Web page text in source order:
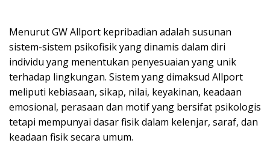
Menurut GW Allport kepribadian adalah susunan
sistem-sistem psikofisik yang dinamis dalam diri
individu yang menentukan penyesuaian yang unik
terhadap lingkungan. Sistem yang dimaksud Allport
meliputi kebiasaan, sikap, nilai, keyakinan, keadaan
emosional, perasaan dan motif yang bersifat psikologis
tetapi mempunyai dasar fisik dalam kelenjar, saraf, dan
keadaan fisik secara umum.